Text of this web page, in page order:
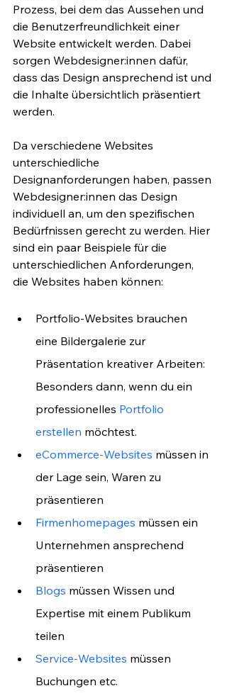
Prozess, bei dem das Aussehen und
die Benutzerfreundlichkeit einer
Website entwickelt werden. Dabei
sorgen Webdesigner:innen dafür,
dass das Design ansprechend ist und
die Inhalte übersichtlich präsentiert
werden.
Da verschiedene Websites
unterschiedliche
Designanforderungen haben, passen
Webdesigner:innen das Design
individuell an, um den spezifischen
Bedürfnissen gerecht zu werden. Hier
sind ein paar Beispiele für die
unterschiedlichen Anforderungen,
die Websites haben können:
Portfolio-Websites brauchen
eine Bildergalerie zur
Präsentation kreativer Arbeiten:
Besonders dann, wenn du ein
professionelles Portfolio
erstellen möchtest.
eCommerce-Websites müssen in
der Lage sein, Waren zu
präsentieren
Firmenhomepages müssen ein
Unternehmen ansprechend
präsentieren
Blogs müssen Wissen und
Expertise mit einem Publikum
teilen
Service-Websites müssen
Buchungen etc.